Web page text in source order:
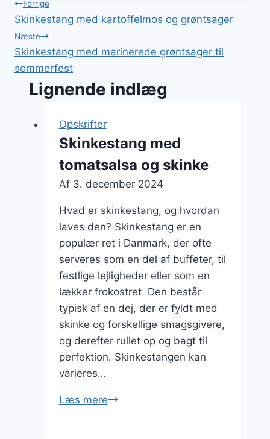
Indlægsnavigation
Forrige
Skinkestang med kartoffelmos og grøntsager
Næste
Skinkestang med marinerede grøntsager til
sommerfest
Lignende indlæg
Opskrifter
Skinkestang med
tomatsalsa og skinke
Af 3. december 2024
Hvad er skinkestang, og hvordan
laves den? Skinkestang er en
populær ret i Danmark, der ofte
serveres som en del af buffeter, til
festlige lejligheder eller som en
lækker frokostret. Den består
typisk af en dej, der er fyldt med
skinke og forskellige smagsgivere,
og derefter rullet op og bagt til
perfektion. Skinkestangen kan
varieres…
Læs mereSkinkestang